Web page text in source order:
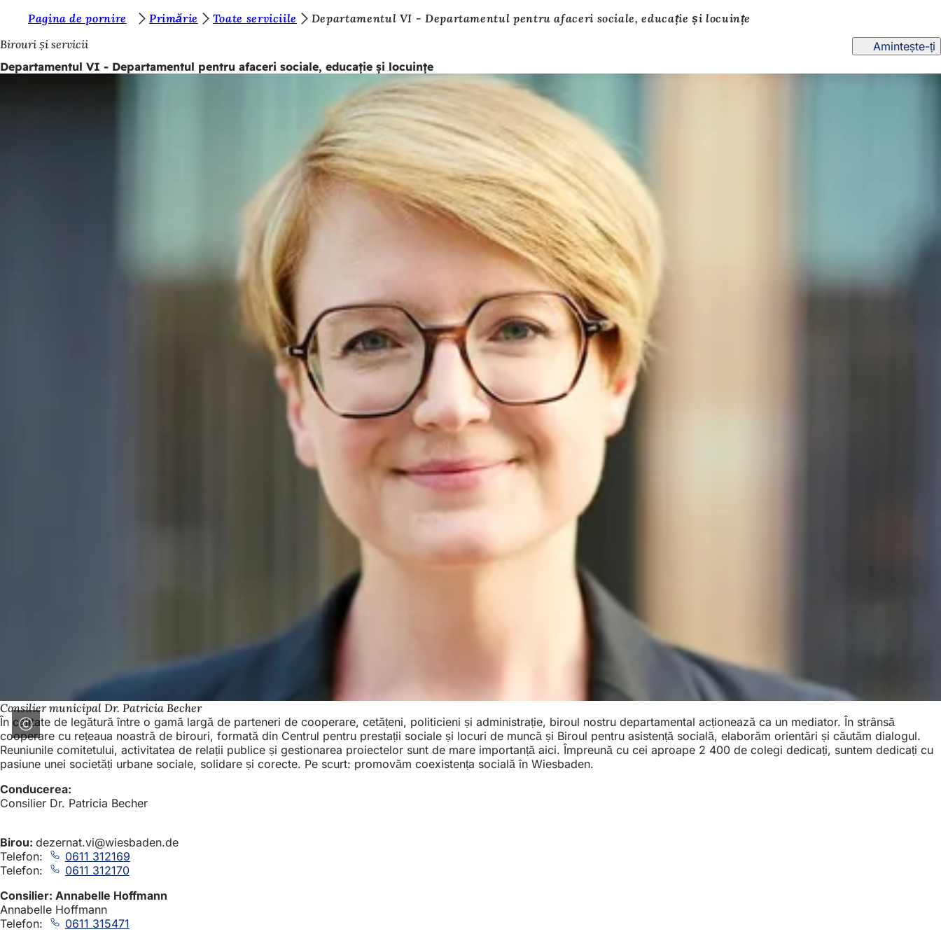
Salt la conținut
u
n
Pagina de pornire Primărie Toate serviciile
Departamentul VI - Departamentul pentru afaceri sociale, educație și locuințe
Birouri și servicii
Amintește-ți
Departamentul VI - Departamentul pentru afaceri sociale, educație și locuințe
Consilier municipal Dr. Patricia Becher
În calitate de legătură între o gamă largă de parteneri de cooperare, cetățeni, politicieni și administrație, biroul nostru departamental acționează ca un mediator. În strânsă
cooperare cu rețeaua noastră de birouri, formată din Centrul pentru prestații sociale și locuri de muncă și Biroul pentru asistență socială, elaborăm orientări și căutăm dialogul.
Reuniunile comitetului, activitatea de relații publice și gestionarea proiectelor sunt de mare importanță aici. Împreună cu cei aproape 2 400 de colegi dedicați, suntem dedicați cu
pasiune unei societăți urbane sociale, solidare și corecte. Pe scurt: promovăm coexistența socială în Wiesbaden.
Conducerea:
Consilier Dr. Patricia Becher
Birou: dezernat.vi wiesbaden de
Telefon:
0611 312169
Telefon:
0611 312170
Consilier: Annabelle Hoffmann
Annabelle Hoffmann
Telefon:
0611 315471